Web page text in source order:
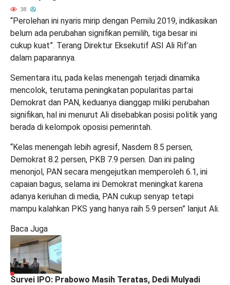
38
“Perolehan ini nyaris mirip dengan Pemilu 2019, indikasikan
belum ada perubahan signifikan pemilih, tiga besar ini
cukup kuat”. Terang Direktur Eksekutif ASI Ali Rif’an
dalam paparannya.
Sementara itu, pada kelas menengah terjadi dinamika
mencolok, terutama peningkatan popularitas partai
Demokrat dan PAN, keduanya dianggap miliki perubahan
signifikan, hal ini menurut Ali disebabkan posisi politik yang
berada di kelompok oposisi pemerintah.
“Kelas menengah lebih agresif, Nasdem 8.5 persen,
Demokrat 8.2 persen, PKB 7.9 persen. Dan ini paling
menonjol, PAN secara mengejutkan memperoleh 6.1, ini
capaian bagus, selama ini Demokrat meningkat karena
adanya keriuhan di media, PAN cukup senyap tetapi
mampu kalahkan PKS yang hanya raih 5.9 persen” lanjut Ali.
Baca Juga
Survei IPO: Prabowo Masih Teratas, Dedi Mulyadi